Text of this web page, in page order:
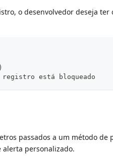
o desenvolvedor deseja
está bloqueado
passados a um método
personalizado.